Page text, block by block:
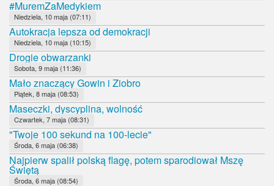
#MuremZaMedykiem
Niedziela, 10 maja (07:11)
Autokracja lepsza od demokracji
Niedziela, 10 maja (10:15)
Drogie obwarzanki
Sobota, 9 maja (11:36)
Mało znaczący Gowin i Ziobro
Piątek, 8 maja (08:53)
Maseczki, dyscyplina, wolność
Czwartek, 7 maja (08:31)
"Twoje 100 sekund na 100-lecie"
Środa, 6 maja (06:38)
Najpierw spalił polską flagę, potem sparodiował Mszę
Świętą
Środa, 6 maja (08:54)